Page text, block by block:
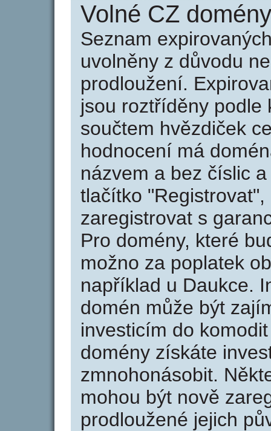
Volné CZ
Seznam
uvolněny z důvodu
prodloužení.
jsou roztříděny podle
součtem hvězdiček
hodnocení má
názvem a bez číslic
tlačítko
zaregistrovat s
Pro domény, které
možno za poplatek
například u Daukce.
domén může být
investicím do
domény získáte
zmnohonásobit.
mohou být nově
prodloužené jejich